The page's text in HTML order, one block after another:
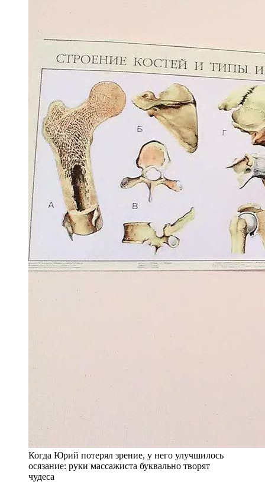
Когда Юрий потерял зрение, у него улучшилось
осязание: руки массажиста буквально творят
чудеса